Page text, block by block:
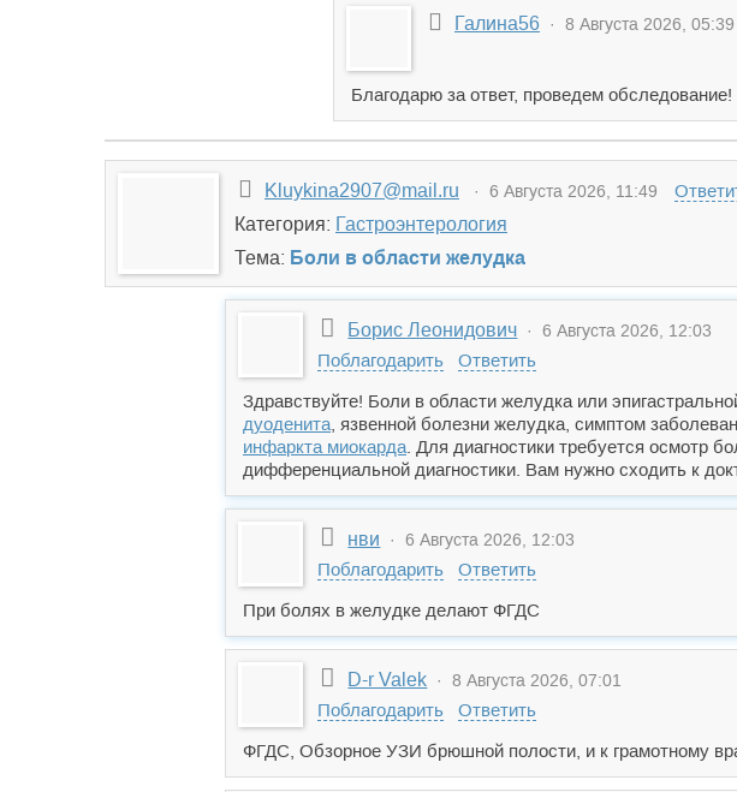
Галина56 · 8 Августа 2026, 05:39
Благодарю за ответ, проведем обследование!
Kluykina2907@mail.ru · 6 Августа 2026, 11:49
Категория: Гастроэнтерология
Тема: Боли в области желудка
Борис Леонидович · 6 Августа 2026, 12:03
Поблагодарить
Ответить
Здравствуйте! Боли в области желудка или
дуоденита , язвенной болезни желудка, симптом
инфаркта миокарда . Для диагностики требуется осмотр
дифференциальной диагностики. Вам нужно сходить к
нви · 6 Августа 2026, 12:03
Поблагодарить
Ответить
При болях в желудке делают ФГДС
D-r Valek · 8 Августа 2026, 07:01
Поблагодарить
Ответить
ФГДС, Обзорное УЗИ брюшной полости, и к грамотному